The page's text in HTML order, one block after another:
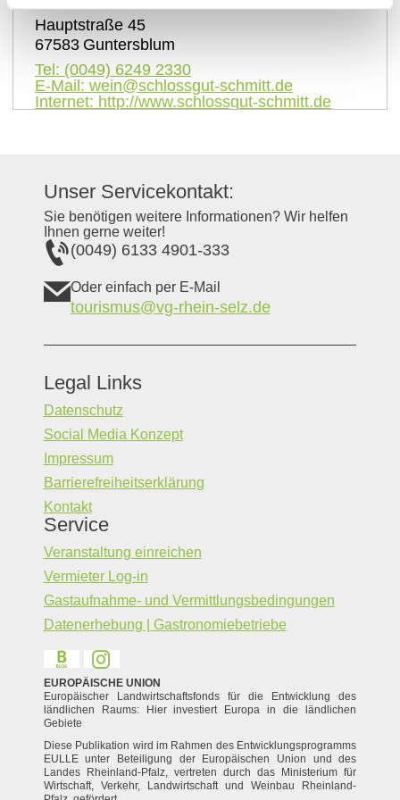
Hauptstraße 45
67583 Guntersblum
Tel: (0049) 6249 2330
E-Mail: wein@schlossgut-schmitt.de
Internet: http://www.schlossgut-schmitt.de
Unser Servicekontakt:
Sie benötigen weitere Informationen? Wir helfen
Ihnen gerne weiter!
(0049) 6133 4901-333
Oder einfach per E-Mail
tourismus@vg-rhein-selz.de
Legal Links
Datenschutz
Social Media Konzept
Impressum
Barrierefreiheitserklärung
Kontakt
Service
Veranstaltung einreichen
Vermieter Log-in
Gastaufnahme- und Vermittlungsbedingungen
Datenerhebung | Gastronomiebetriebe
EUROPÄISCHE UNION
Europäischer Landwirtschaftsfonds für die Entwicklung des
ländlichen Raums: Hier investiert Europa in die ländlichen
Gebiete
Diese Publikation wird im Rahmen des Entwicklungsprogramms
EULLE unter Beteiligung der Europäischen Union und des
Landes Rheinland-Pfalz, vertreten durch das Ministerium für
Wirtschaft, Verkehr, Landwirtschaft und Weinbau Rheinland-